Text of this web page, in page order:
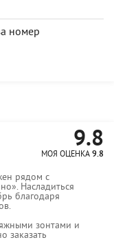
номер
9.8
МОЯ ОЦЕНКА 9.8
рядом с
Насладиться
благодаря
зонтами и
заказать